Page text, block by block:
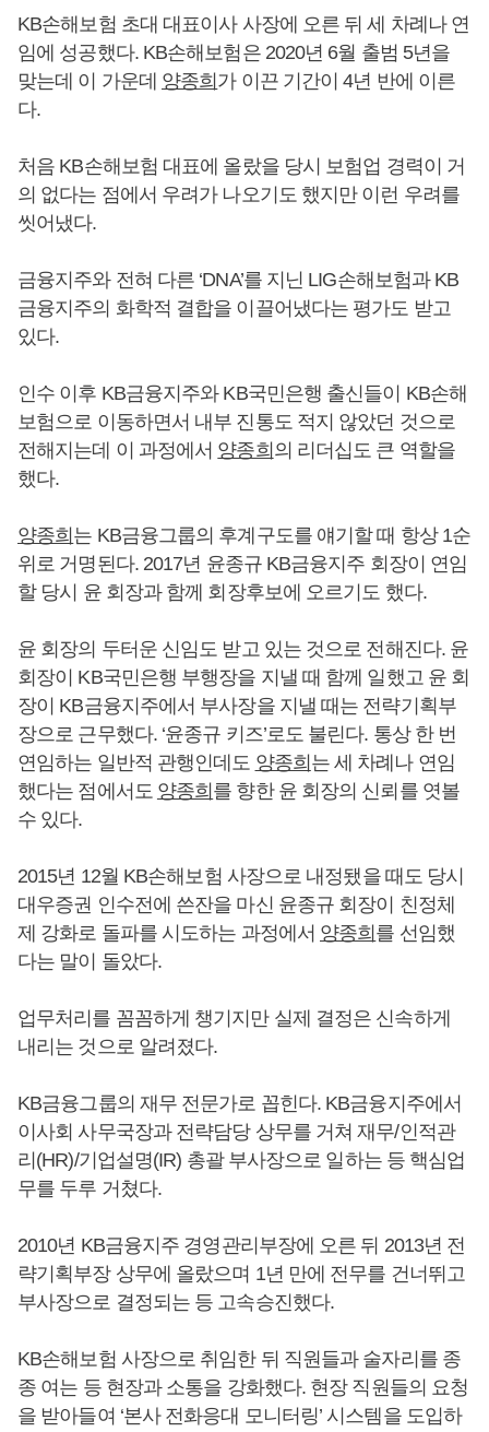
KB손해보험 초대 대표이사 사장에 오른 뒤 세 차례나 연
임에 성공했다. KB손해보험은 2020년 6월 출범 5년을
맞는데 이 가운데 양종희가 이끈 기간이 4년 반에 이른
다.
처음 KB손해보험 대표에 올랐을 당시 보험업 경력이 거
의 없다는 점에서 우려가 나오기도 했지만 이런 우려를
씻어냈다.
금융지주와 전혀 다른 ‘DNA’를 지닌 LIG손해보험과 KB
금융지주의 화학적 결합을 이끌어냈다는 평가도 받고
있다.
인수 이후 KB금융지주와 KB국민은행 출신들이 KB손해
보험으로 이동하면서 내부 진통도 적지 않았던 것으로
전해지는데 이 과정에서 양종희의 리더십도 큰 역할을
했다.
양종희는 KB금융그룹의 후계구도를 얘기할 때 항상 1순
위로 거명된다. 2017년 윤종규 KB금융지주 회장이 연임
할 당시 윤 회장과 함께 회장후보에 오르기도 했다.
윤 회장의 두터운 신임도 받고 있는 것으로 전해진다. 윤
회장이 KB국민은행 부행장을 지낼 때 함께 일했고 윤 회
장이 KB금융지주에서 부사장을 지낼 때는 전략기획부
장으로 근무했다. ‘윤종규 키즈’로도 불린다. 통상 한 번
연임하는 일반적 관행인데도 양종희는 세 차례나 연임
했다는 점에서도 양종희를 향한 윤 회장의 신뢰를 엿볼
수 있다.
2015년 12월 KB손해보험 사장으로 내정됐을 때도 당시
대우증권 인수전에 쓴잔을 마신 윤종규 회장이 친정체
제 강화로 돌파를 시도하는 과정에서 양종희를 선임했
다는 말이 돌았다.
업무처리를 꼼꼼하게 챙기지만 실제 결정은 신속하게
내리는 것으로 알려졌다.
KB금융그룹의 재무 전문가로 꼽힌다. KB금융지주에서
이사회 사무국장과 전략담당 상무를 거쳐 재무/인적관
리(HR)/기업설명(IR) 총괄 부사장으로 일하는 등 핵심업
무를 두루 거쳤다.
2010년 KB금융지주 경영관리부장에 오른 뒤 2013년 전
략기획부장 상무에 올랐으며 1년 만에 전무를 건너뛰고
부사장으로 결정되는 등 고속승진했다.
KB손해보험 사장으로 취임한 뒤 직원들과 술자리를 종
종 여는 등 현장과 소통을 강화했다. 현장 직원들의 요청
을 받아들여 ‘본사 전화응대 모니터링’ 시스템을 도입하